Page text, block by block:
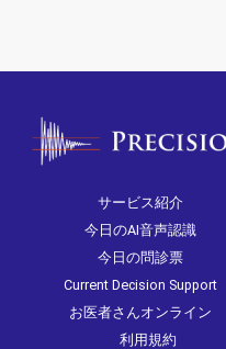
サービス紹介
今日のAI音声認識
今日の問診票
Current Decision Support
お医者さんオンライン
利用規約